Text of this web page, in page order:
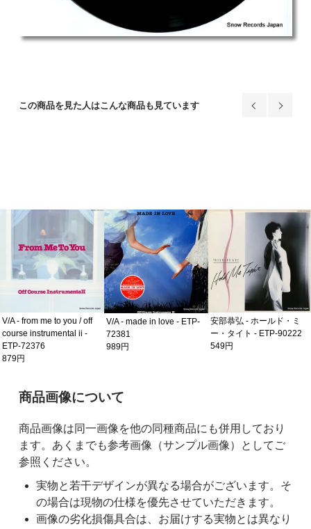
この商品を見た人はこんな商品も見ています
V/A - from me to you / off
course instrumental ii -
ETP-72376
879円
V/A - made in love - ETP-
72381
989円
安部恭弘 - ホールド・ミ
ー・タイト - ETP-90222
549円
ご購入前の注意事項
商品画像について
商品画像は同一画像を他の同種商品にも併用しており
ます。あくまでも参考画像（サンプル画像）としてご
参照ください。
実物と若干デザインが異なる場合がございます。そ
の場合は現物の仕様を優先させていただきます。
画像の劣化損傷具合は、お届けする実物とは異なり